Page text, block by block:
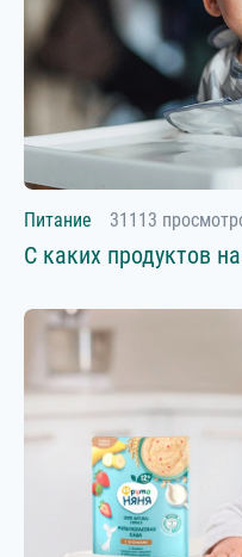
Питание 31113
С каких продуктов